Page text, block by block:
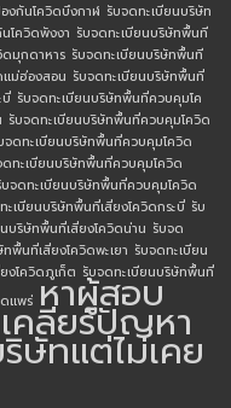
งกันโควิดบึงกาฬ รับจดทะเบียนบริษัท
โควิดพังงา รับจดทะเบียนบริษัทพื้นที
มุกดาหาร รับจดทะเบียนบริษัทพื้นที
ม่ฮ่องสอน รับจดทะเบียนบริษัทพื้นที่
บี่ รับจดทะเบียนบริษัทพื้นที่ควบคุมโค
รับจดทะเบียนบริษัทพื้นที่ควบคุมโควิด
จดทะเบียนบริษัทพื้นที่ควบคุมโควิด
ดทะเบียนบริษัทพื้นที่ควบคุมโควิด
บจดทะเบียนบริษัทพื้นที่ควบคุมโควิด
ะเบียนบริษัทพื้นที่เสี่ยงโควิดกระบี่ รับ
บริษัทพื้นที่เสี่ยงโควิดน่าน รับจด
พื้นที่เสี่ยงโควิดพะเยา รับจดทะเบียน
งโควิดภูเก็ต รับจดทะเบียนบริษัทพื้นที่
แพร่ หาผู้สอบ
เคลียร์ปัญหา
ษัทแต่ไม่เคย